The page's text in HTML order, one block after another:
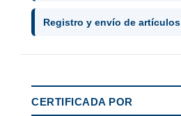
Registro y envío de artículos
CERTIFICADA POR